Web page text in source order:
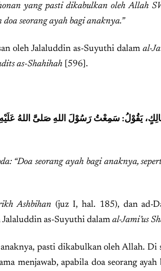
yang pasti dikabulkan oleh Allah
seorang ayah bagi anaknya.”
oleh Jalaluddin as-Suyuthi dalam al-
as-Shahihah [596].
يَقُوْلُ: سَمِعْتُ رَسُوْلَ اللهِ صَلىَّ اللهُ عَلَيْهِ
“Doa seorang ayah bagi anaknya,
Ashbihan (juz I, hal. 185), dan ad-
Jalaluddin as-Suyuthi dalam al-Jami’us
pasti dikabulkan oleh Allah.
menjawab, apabila doa seorang ayah